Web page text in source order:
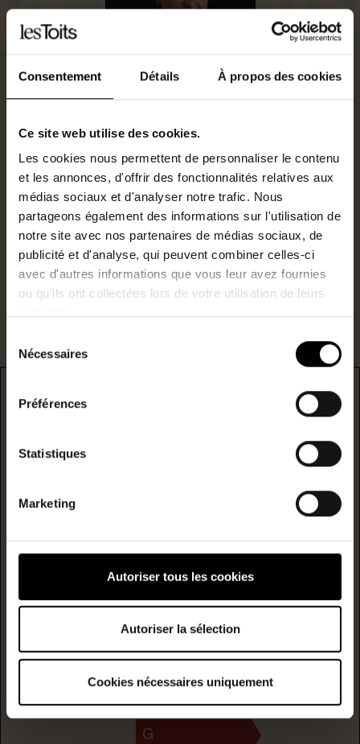
Consentement Détails À propos des cookies
Ce site web utilise des cookies.
Les cookies nous permettent de personnaliser le contenu
et les annonces, d'offrir des fonctionnalités relatives aux
médias sociaux et d'analyser notre trafic. Nous
partageons également des informations sur l'utilisation de
notre site avec nos partenaires de médias sociaux, de
publicité et d'analyse, qui peuvent combiner celles-ci
avec d'autres informations que vous leur avez fournies
ou qu'ils ont collectées lors de votre utilisation de leurs
Nécessaires
Préférences
Statistiques
Marketing
Autoriser tous les cookies
Autoriser la sélection
Cookies nécessaires uniquement
Agent commercial
0624784274
N°RSAC : 911771079
s.paszula@lestoits.fr
Je suis intéressé par ce bien.
DPE
primaire)
émission
3 C
D
E
G